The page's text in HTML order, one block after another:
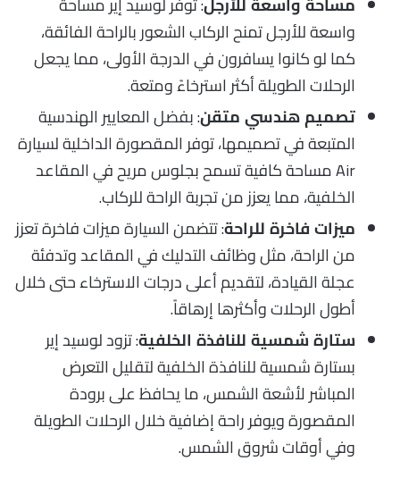
مساحة واسعة للأرجل
واسعة للأرجل تمنح الركاب الشعور بالراحة الفائقة،
كما لو كانوا يسافرون في الدرجة الأولى، مما يجعل
الرحلات الطويلة أكثر استرخاءً ومتعة.
تصميم هندسي متقن: بفضل المعايير الهندسية
المتبعة في تصميمها، توفر المقصورة الداخلية لسيارة
Air مساحة كافية تسمح بجلوس مريح في المقاعد
الخلفية، مما يعزز من تجربة الراحة للركاب.
ميزات فاخرة للراحة: تتضمن السيارة ميزات فاخرة تعزز
من الراحة، مثل وظائف التدليك في المقاعد وتدفئة
عجلة القيادة، لتقديم أعلى درجات الاسترخاء حتى خلال
أطول الرحلات وأكثرها إرهاقاً.
ستارة شمسية للنافذة الخلفية: تزود لوسيد إير
بستارة شمسية للنافذة الخلفية لتقليل التعرض
المباشر لأشعة الشمس، ما يحافظ على برودة
المقصورة ويوفر راحة إضافية خلال الرحلات الطويلة
وفي أوقات شروق الشمس.